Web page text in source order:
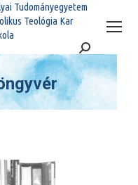
Tudományegyetem
Teológia Kar
Search:
are here: